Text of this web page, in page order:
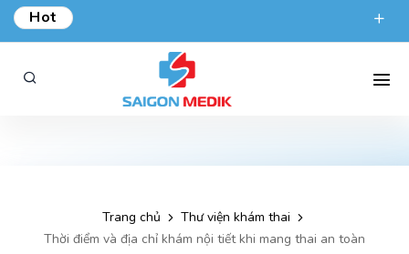
Hot
ƯU ĐÃI KHÁM TỔNG QUÁT TẠI SÀI GÒN MEDIK.
phongkham@saigonmedik.com 19005175
Trang chủ
Thư viện khám thai
Thời điểm và địa chỉ khám nội tiết khi mang thai an toàn